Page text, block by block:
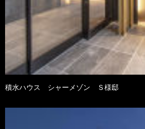
積水ハウス シャーメゾン Ｓ様邸